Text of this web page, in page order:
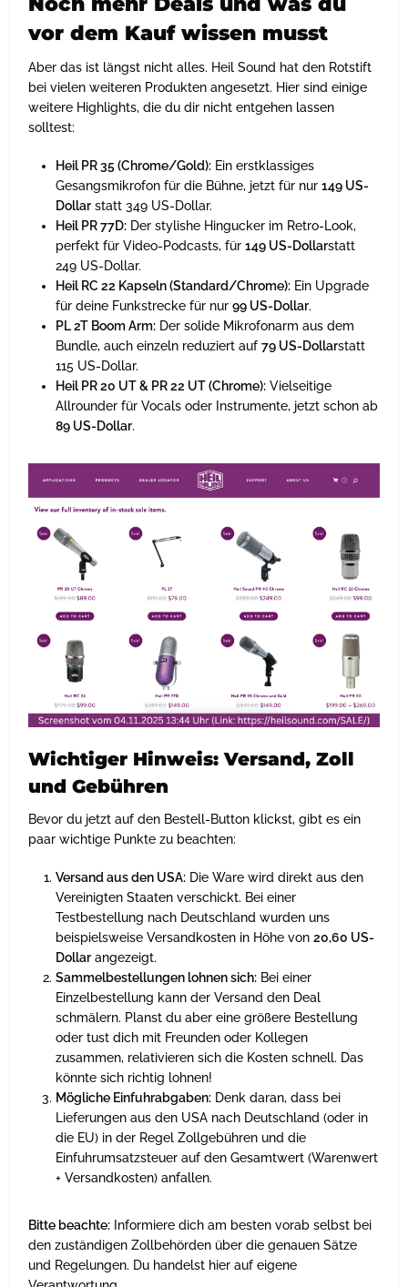
vor dem Kauf wissen musst
Aber das ist längst nicht alles. Heil Sound hat den Rotstift
bei vielen weiteren Produkten angesetzt. Hier sind einige
weitere Highlights, die du dir nicht entgehen lassen
solltest:
Heil PR 35 (Chrome/Gold): Ein erstklassiges
Gesangsmikrofon für die Bühne, jetzt für nur149 US-
Dollar statt 349 US-Dollar.
Heil PR 77D: Der stylishe Hingucker im Retro-Look,
perfekt für Video-Podcasts, für149 US-Dollarstatt
249 US-Dollar.
Heil RC 22 Kapseln (Standard/Chrome): Ein Upgrade
für deine Funkstrecke für nur99 US-Dollar.
PL 2T Boom Arm: Der solide Mikrofonarm aus dem
Bundle, auch einzeln reduziert auf79 US-Dollarstatt
115 US-Dollar.
Heil PR 20 UT & PR 22 UT (Chrome): Vielseitige
Allrounder für Vocals oder Instrumente, jetzt schon ab
89 US-Dollar.
Wichtiger Hinweis: Versand, Zoll
und Gebühren
Bevor du jetzt auf den Bestell-Button klickst, gibt es ein
paar wichtige Punkte zu beachten:
Versand aus den USA: Die Ware wird direkt aus den
Vereinigten Staaten verschickt. Bei einer
Testbestellung nach Deutschland wurden uns
beispielsweise Versandkosten in Höhe von20,60 US-
Dollar angezeigt.
Sammelbestellungen lohnen sich: Bei einer
Einzelbestellung kann der Versand den Deal
schmälern. Planst du aber eine größere Bestellung
oder tust dich mit Freunden oder Kollegen
zusammen, relativieren sich die Kosten schnell. Das
könnte sich richtig lohnen!
Mögliche Einfuhrabgaben: Denk daran, dass bei
Lieferungen aus den USA nach Deutschland (oder in
die EU) in der Regel Zollgebühren und die
Einfuhrumsatzsteuer auf den Gesamtwert (Warenwert
+ Versandkosten) anfallen.
Bitte beachte: Informiere dich am besten vorab selbst bei
den zuständigen Zollbehörden über die genauen Sätze
und Regelungen. Du handelst hier auf eigene